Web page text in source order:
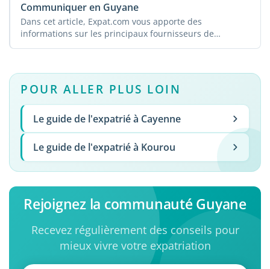
Communiquer en Guyane
Dans cet article, Expat.com vous apporte des
informations sur les principaux fournisseurs de
téléphonie ...
POUR ALLER PLUS LOIN
Le guide de l'expatrié à Cayenne
Le guide de l'expatrié à Kourou
Rejoignez la communauté Guyane
Recevez régulièrement des conseils pour
mieux vivre votre expatriation